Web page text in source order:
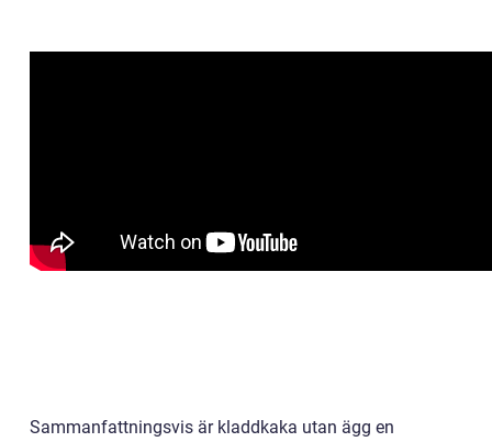
Sammanfattningsvis är kladdkaka utan ägg en